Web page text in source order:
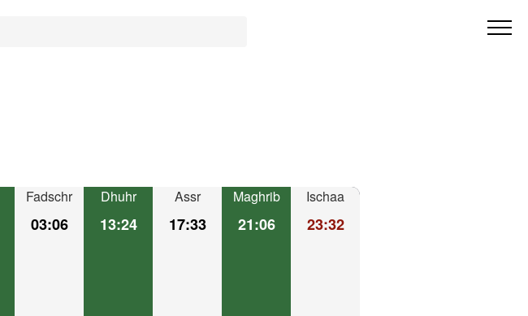
Fadschr
03:06
Dhuhr
13:24
Assr
17:33
Maghrib
21:06
Ischaa
23:32